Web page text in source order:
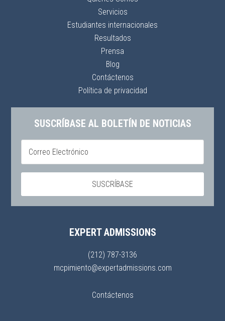
Servicios
Estudiantes internacionales
Resultados
Prensa
Blog
Contáctenos
Política de privacidad
SUSCRÍBASE AL BOLETÍN DE NOTICIAS
EXPERT ADMISSIONS
(212) 787-3136
mcpimiento@expertadmissions.com
Contáctenos